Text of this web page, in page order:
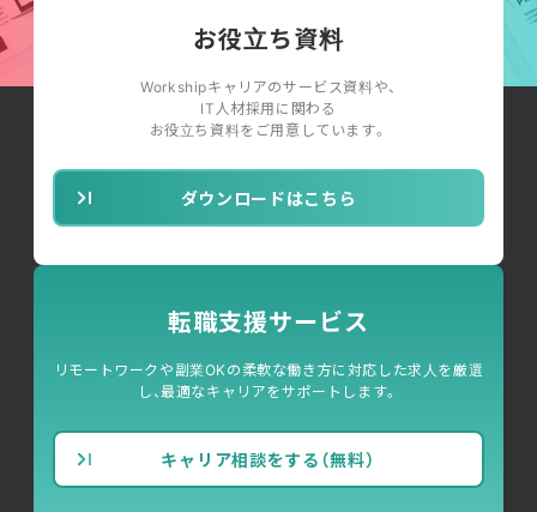
お役立ち資料
Workshipキャリアのサービス資料や、
IT人材採用に関わる
お役立ち資料をご用意しています。
ダウンロードはこちら
転職支援サービス
リモートワークや副業OKの柔軟な働き方に対応した求人を厳選
し、最適なキャリアをサポートします。
キャリア相談をする（無料）